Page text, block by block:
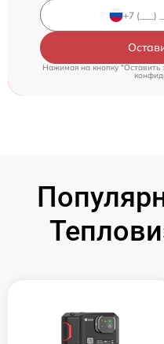
Нажимая на кнопку "Оставить